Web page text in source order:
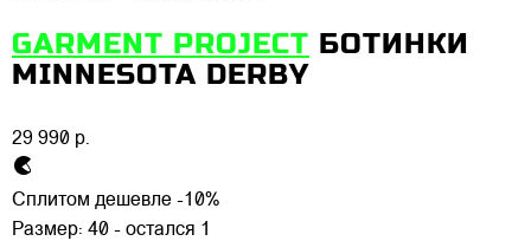
GARMENT PROJECT БОТИНКИ
MINNESOTA DERBY
29 990 р.
Сплитом дешевле -10%
Размер: 40 - остался 1